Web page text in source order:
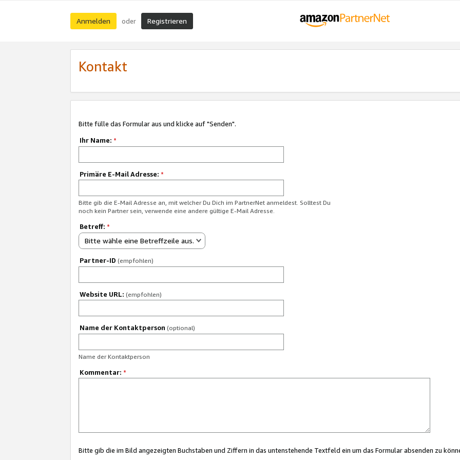
Anmelden oder Registrieren
Kontakt
Bitte fülle das Formular aus und klicke auf "Senden".
Ihr Name: *
Primäre E-Mail Adresse: *
Bitte gib die E-Mail Adresse an, mit welcher Du Dich im PartnerNet anmeldest. Solltest Du
noch kein Partner sein, verwende eine andere gültige E-Mail Adresse.
Betreff: *
Bitte wähle eine Betreffzeile aus.
Partner-ID (empfohlen)
Website URL: (empfohlen)
Name der Kontaktperson (optional)
Name der Kontaktperson
Kommentar: *
Bitte gib die im Bild angezeigten Buchstaben und Ziffern in das untenstehende Textfeld ein um das Formular absenden zu